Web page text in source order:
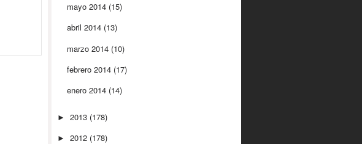
mayo 2014 (15)
abril 2014 (13)
marzo 2014 (10)
febrero 2014 (17)
enero 2014 (14)
► 2013 (178)
► 2012 (178)